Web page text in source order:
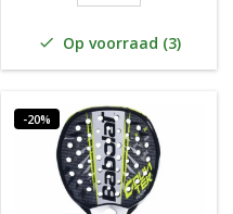
 Op voorraad (3)
-20%